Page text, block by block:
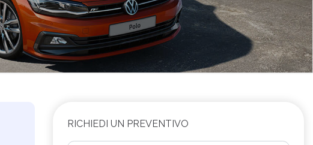
RICHIEDI UN PREVENTIVO